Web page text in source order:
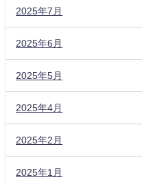
2025年7月
2025年6月
2025年5月
2025年4月
2025年2月
2025年1月